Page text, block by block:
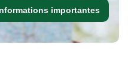
importantes